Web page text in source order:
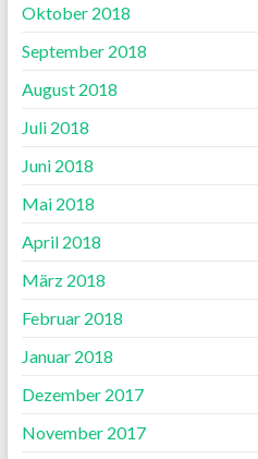
Oktober 2018
September 2018
August 2018
Juli 2018
Juni 2018
Mai 2018
April 2018
März 2018
Februar 2018
Januar 2018
Dezember 2017
November 2017